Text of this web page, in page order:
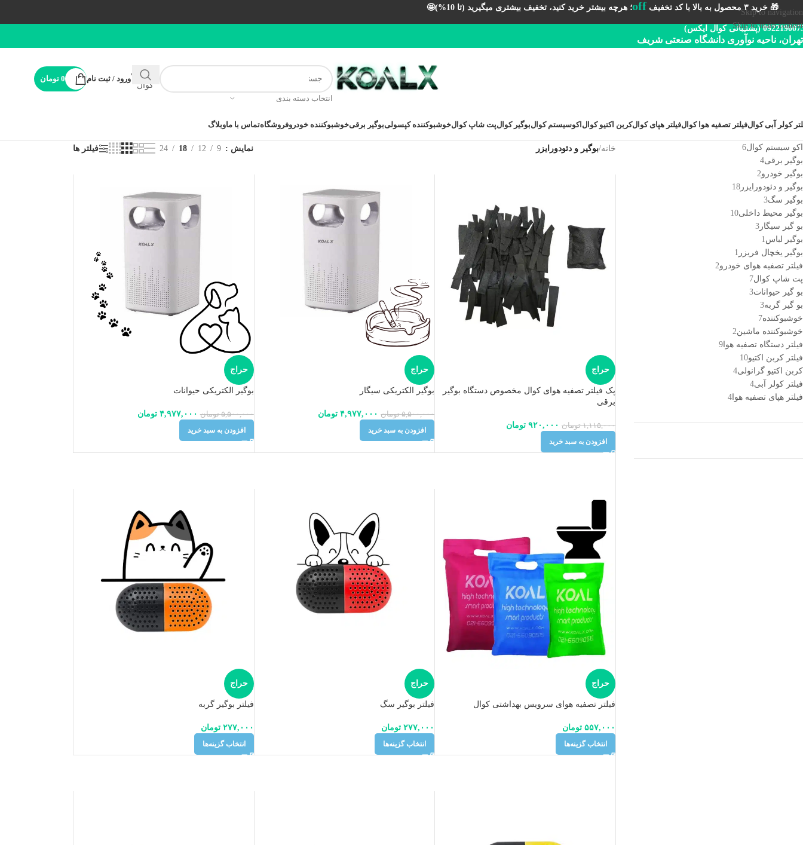
Skip to navigation
Skip to main content
🎁 خرید ۳ محصول به بالا با کد تخفیف off؛ هرچه بیشتر خرید کنید، تخفیف بیشتری میگیرید (تا 10%)🤩
(پشتیبانی کوال ایکس)
تهران، ناحیه نوآوری دانشگاه صنعتی شریف
انتخاب دسته بندی
پشتیبانی
کوال
ورود / ثبت نام 0 تومان
کولر آبی کوالفیلتر تصفیه هوا کوالفیلتر هپای کوالکربن اکتیو کوال اکوسیستم کوالبوگیر کوالپت شاپ کوالخوشبوکننده کپسولیبوگیر برقیخوشبوکننده خودروفروشگاهتماس با ماوبلاگ
اکو سیستم کوال6
بوگیر برقی4
بوگیر خودرو2
بوگیر و دئودورایزر 18
بوگیر سگ3
بوگیر محیط داخلی10
بو گیر سیگار 3
بوگیر لباس1
بوگیر یخچال فریزر 1
فیلتر تصفیه هوای خودرو2
پت شاپ کوال7
بو گیر حیوانات3
بو گیر گربه3
خوشبوکننده7
خوشبوکننده ماشین2
فیلتر دستگاه تصفیه هوا 9
فیلتر کربن اکتیو10
کربن اکتیو گرانولی4
فیلتر کولر آبی4
فیلتر هپای تصفیه هوا 4
خانه/بوگیر و دئودورایزر نمایش 9
12
18
24 فیلتر ها
حراج
پک فیلتر تصفیه هوای کوال مخصوص دستگاه بوگیر
برقی
۱,۱۱۵,۰۰۰ تومان ۹۲۰,۰۰۰ تومان
افزودن به سبد خرید
حراج
بوگیر الکتریکی سیگار
۵,۵۰۰,۰۰۰ تومان ۴,۹۷۷,۰۰۰ تومان
افزودن به سبد خرید
حراج
بوگیر الکتریکی حیوانات
۵,۵۰۰,۰۰۰ تومان ۴,۹۷۷,۰۰۰ تومان
افزودن به سبد خرید
حراج
فیلتر تصفیه هوای سرویس بهداشتی کوال
۵۵۷,۰۰۰ تومان
انتخاب گزینه‌ها
حراج
فیلتر بوگیر سگ
۲۷۷,۰۰۰ تومان
انتخاب گزینه‌ها
حراج
فیلتر بوگیر گربه
۲۷۷,۰۰۰ تومان
انتخاب گزینه‌ها